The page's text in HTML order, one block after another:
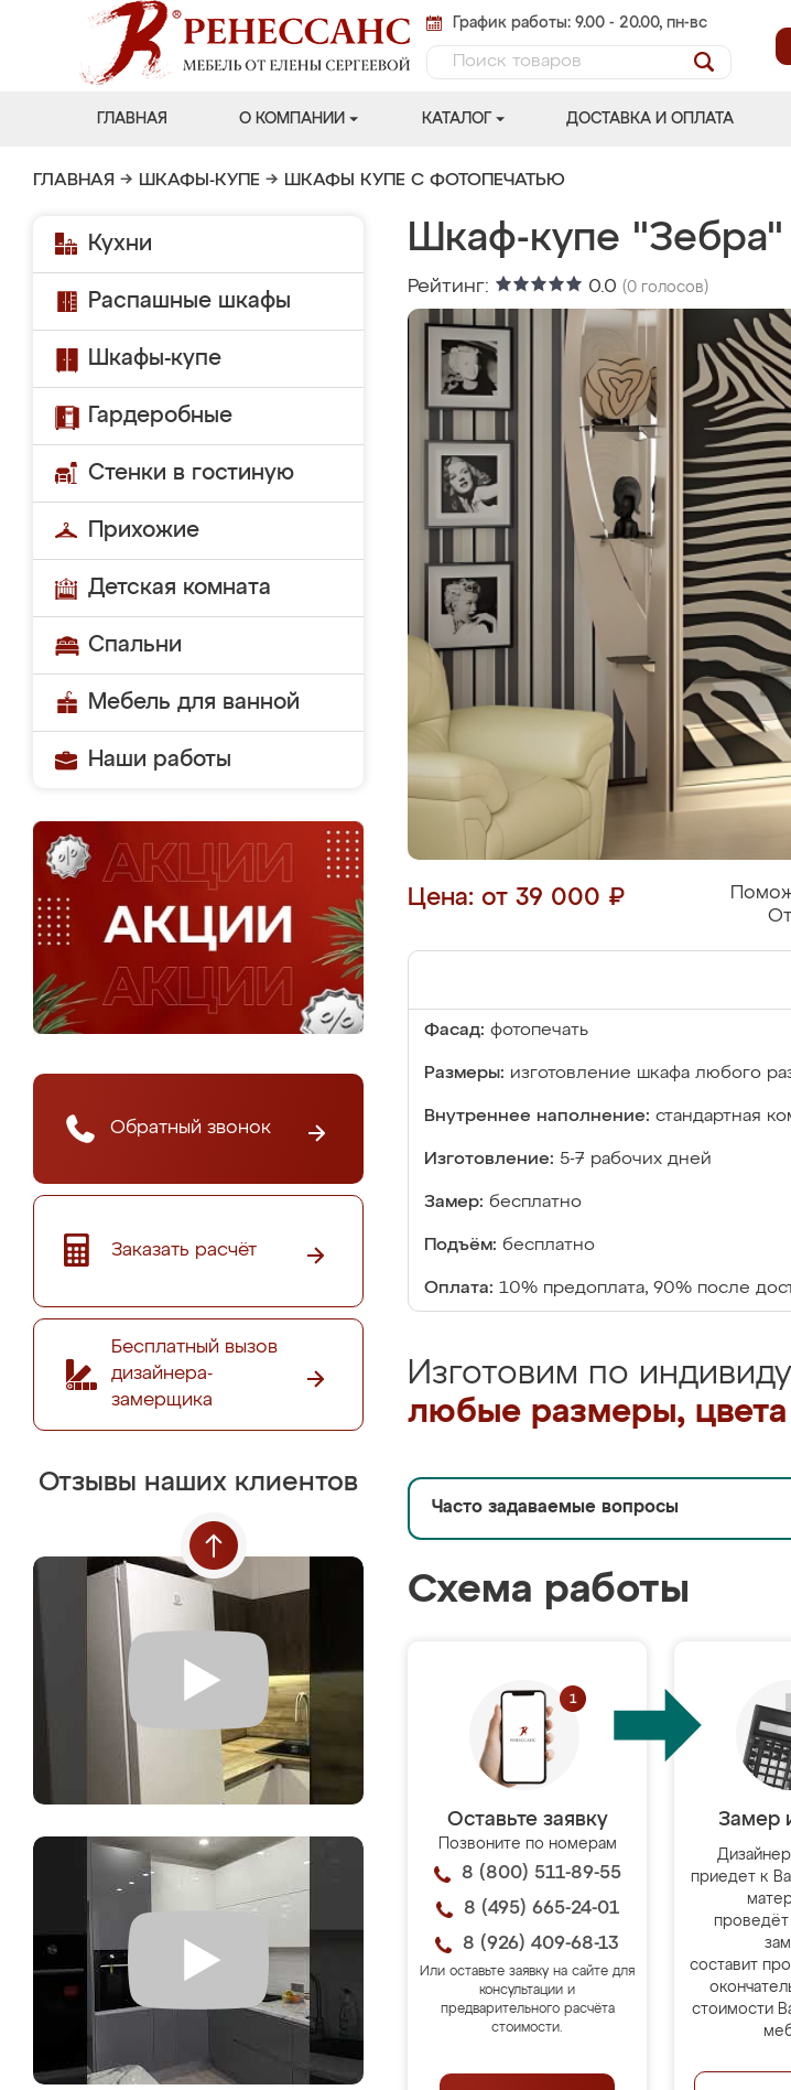
График работы: 9.00 - 20.00, пн-вс
ГЛАВНАЯ О КОМПАНИИ КАТАЛОГ ДОСТАВКА И ОПЛАТА
ГЛАВНАЯ → ШКАФЫ-КУПЕ → ШКАФЫ КУПЕ С ФОТОПЕЧАТЬЮ
Кухни
Распашные шкафы
Шкафы-купе
Гардеробные
Стенки в гостиную
Прихожие
Детская комната
Спальни
Мебель для ванной
Наши работы
Обратный звонок
Заказать расчёт
Бесплатный вызов
дизайнера-
замерщика
Отзывы наших клиентов
Шкаф-купе "Зебра"
Рейтинг: 0.0 (0 голосов)
Цена: от 39 000 ₽
Фасад: фотопечать
Размеры: изготовление шкафа любого
Внутреннее наполнение: стандартная
Изготовление: 5-7 рабочих дней
Замер: бесплатно
Подъём: бесплатно
Оплата: 10% предоплата, 90% после
Изготовим по
любые размеры,
Часто задаваемые вопросы
Схема работы
Оставьте заявку
Позвоните по номерам
8 (800) 511-89-55
8 (495) 665-24-01
8 (926) 409-68-13
Или оставьте заявку на сайте для
консультации и
предварительного расчёта
стоимости.
Замер
приедет к
проведёт
составит
стоимости